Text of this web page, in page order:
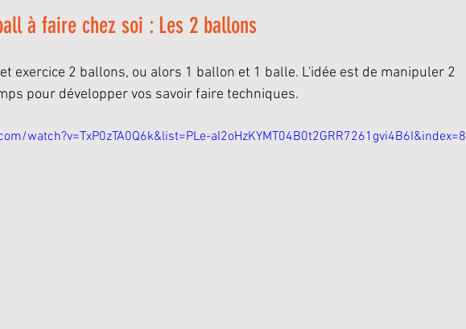
à faire chez soi : Les 2 ballons
exercice 2 ballons, ou alors 1 ballon et 1 balle. L'idée est de manipuler 2
pour développer vos savoir faire techniques.
watch?v=TxP0zTA0Q6k&list=PLe-aI2oHzKYMT04B0t2GRR7261gvi4B6I&index=8